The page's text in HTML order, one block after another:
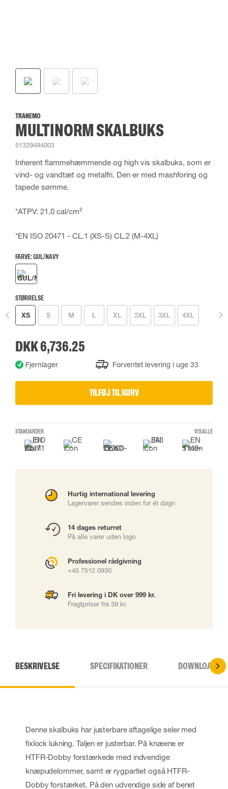
TRANEMO
MULTINORM SKALBUKS
51329494003
Inherent flammehæmmende og high vis skalbuks, som er
vind- og vandtæt og metalfri. Den er med mashforing og
tapede sømme.
*ATPV: 21,0 cal/cm²
*EN ISO 20471 - CL.1 (XS-S) CL.2 (M-4XL)
FARVE:GUL/NAVY
STØRRELSE
XS S M L XL 2XL 3XL 4XL
DKK 6,736.25
Fjernlager Forventet levering i uge 33
TILFØJ TIL KURV
STANDARDER VIS ALLE
Hurtig international levering
Lagervarer sendes inden for ét døgn
14 dages returret
På alle varer uden logo
Professionel rådgivning
+45 7512 0930
Fri levering i DK over 999 kr.
Fragtpriser fra 39 kr.
BESKRIVELSE SPECIFIKATIONER DOWNLOADS
Denne skalbuks har justerbare aftagelige seler med
fixlock lukning. Taljen er justerbar. På knæene er
HTFR-Dobby forstærkede med indvendige
knæpudelommer, samt er rygpartiet også HTFR-
Dobby forstærket. På den udvendige side af benet